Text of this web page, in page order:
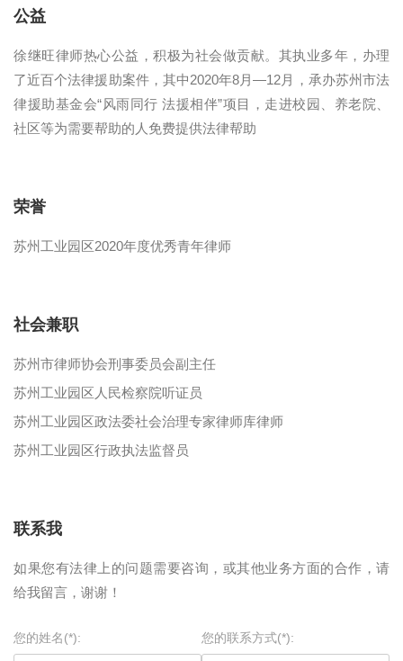
公益
徐继旺律师热心公益，积极为社会做贡献。其执业多年，办理
了近百个法律援助案件，其中2020年8月—12月，承办苏州市法
律援助基金会“风雨同行 法援相伴”项目，走进校园、养老院、
社区等为需要帮助的人免费提供法律帮助
荣誉
苏州工业园区2020年度优秀青年律师
社会兼职
苏州市律师协会刑事委员会副主任
苏州工业园区人民检察院听证员
苏州工业园区政法委社会治理专家律师库律师
苏州工业园区行政执法监督员
联系我
如果您有法律上的问题需要咨询，或其他业务方面的合作，请
给我留言，谢谢！
您的姓名(*): 您的联系方式(*):